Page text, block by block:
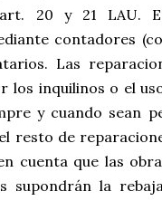
20 y 21 LAU.
contadores
Las
los inquilinos o el
y cuando sean
resto de
cuenta que las
supondrán la